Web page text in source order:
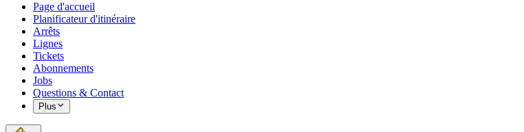
Page d'accueil
Planificateur d'itinéraire
Arrêts
Lignes
Tickets
Abonnements
Jobs
Questions & Contact
Plus